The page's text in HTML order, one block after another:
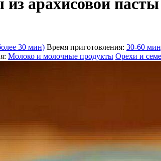
арахисовой
30 мин) Время приготовления: 30-60
Молоко и молочные продукты Орехи и